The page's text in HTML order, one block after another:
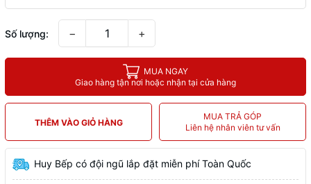
Số lượng: − +
MUA NGAY
Giao hàng tận nơi hoặc nhận tại cửa hàng
THÊM VÀO GIỎ HÀNG
MUA TRẢ GÓP
Liên hệ nhân viên tư vấn
Huy Bếp có đội ngũ lắp đặt miễn phí Toàn Quốc